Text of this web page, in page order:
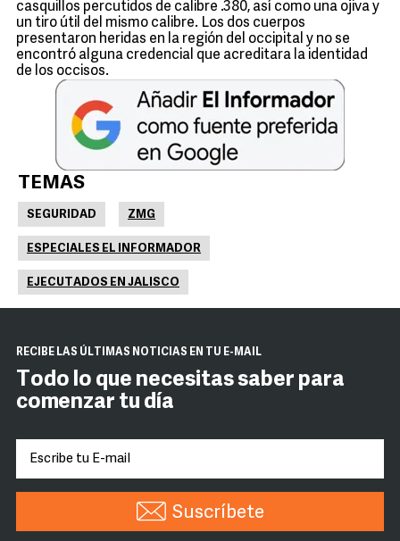
casquillos percutidos de calibre .380, así como una ojiva y
un tiro útil del mismo calibre. Los dos cuerpos
presentaron heridas en la región del occipital y no se
encontró alguna credencial que acreditara la identidad
de los occisos.
TEMAS
SEGURIDAD ZMG
ESPECIALES EL INFORMADOR
EJECUTADOS EN JALISCO
RECIBE LAS ÚLTIMAS NOTICIAS EN TU E-MAIL
Todo lo que necesitas saber para
comenzar tu día
Suscríbete